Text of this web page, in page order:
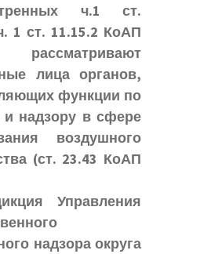
ч.1 ст.
1 ст. 11.15.2 КоАП
лица органов,
функции по
и надзору в сфере
воздушного
(ст. 23.43 КоАП
Управления
надзора округа